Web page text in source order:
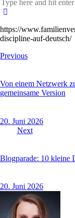
https://
discipline-auf-deutsch/
Previous
Von einem Netzwerk
gemeinsame Version
20. Juni 2026
Next
Blogparade: 10 kleine
20. Juni 2026